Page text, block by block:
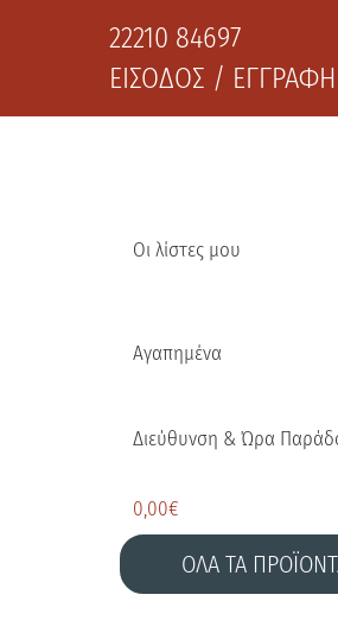
22210 84697
ΕΙΣΟΔΟΣ / ΕΓΓΡΑΦΗ
Οι λίστες μου
Αγαπημένα
Διεύθυνση & Ώρα
0,00€
ΟΛΑ ΤΑ